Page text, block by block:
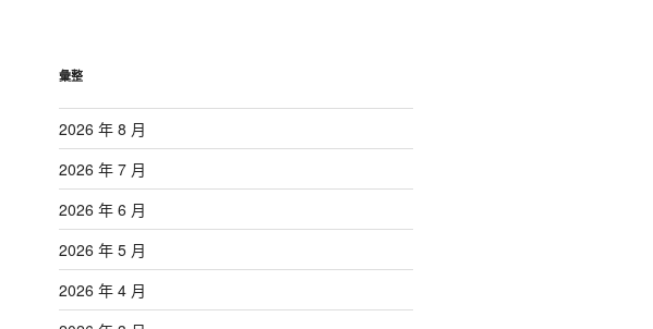
彙整
2026 年 8 月
2026 年 7 月
2026 年 6 月
2026 年 5 月
2026 年 4 月